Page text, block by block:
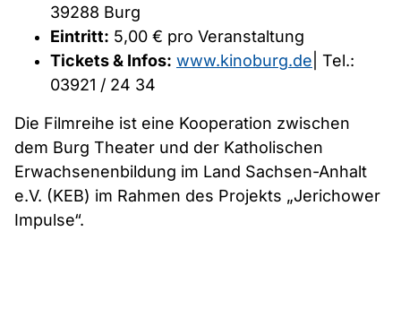
39288 Burg
Eintritt: 5,00 € pro Veranstaltung
Tickets & Infos: www.kinoburg.de | Tel.:
03921 / 24 34
Die Filmreihe ist eine Kooperation zwischen
dem Burg Theater und der Katholischen
Erwachsenenbildung im Land Sachsen-Anhalt
e.V. (KEB) im Rahmen des Projekts „Jerichower
Impulse“.